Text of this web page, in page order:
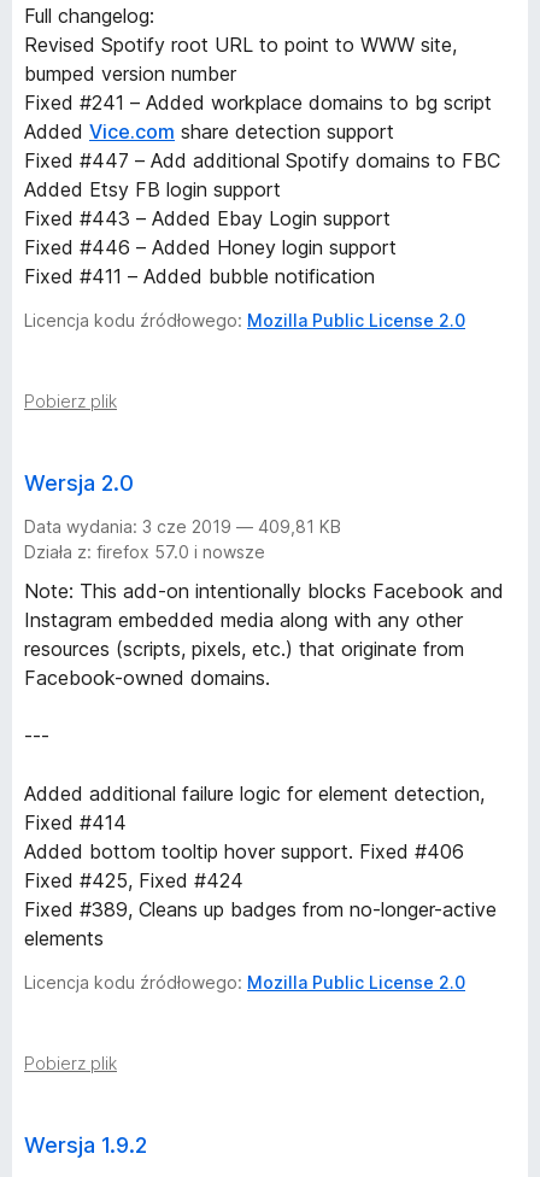
Full changelog:
Revised Spotify root URL to point to WWW site,
bumped version number
Fixed #241 – Added workplace domains to bg script
Added Vice.com share detection support
Fixed #447 – Add additional Spotify domains to FBC
Added Etsy FB login support
Fixed #443 – Added Ebay Login support
Fixed #446 – Added Honey login support
Fixed #411 – Added bubble notification
Licencja kodu źródłowego: Mozilla Public License 2.0
Pobierz plik
Wersja 2.0
Data wydania: 3 cze 2019 — 409,81 KB
Działa z: firefox 57.0 i nowsze
Note: This add-on intentionally blocks Facebook and
Instagram embedded media along with any other
resources (scripts, pixels, etc.) that originate from
Facebook-owned domains.
---
Added additional failure logic for element detection,
Fixed #414
Added bottom tooltip hover support. Fixed #406
Fixed #425, Fixed #424
Fixed #389, Cleans up badges from no-longer-active
elements
Licencja kodu źródłowego: Mozilla Public License 2.0
Pobierz plik
Wersja 1.9.2